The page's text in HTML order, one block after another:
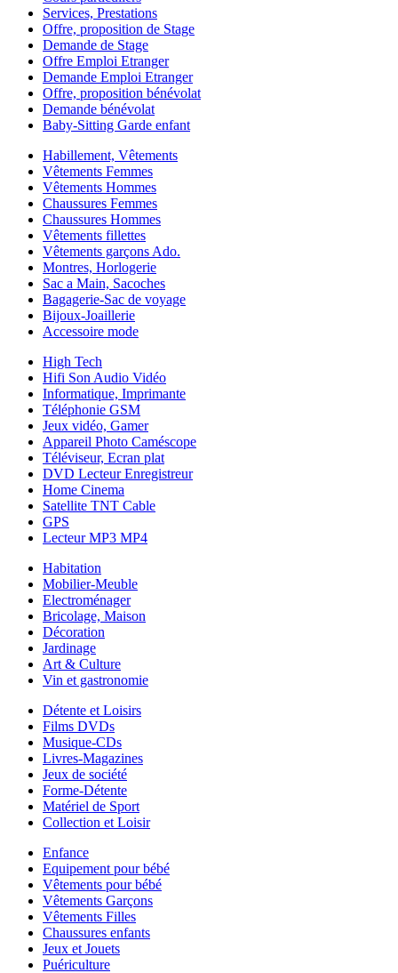
Services, Prestations
Offre, proposition de Stage
Demande de Stage
Offre Emploi Etranger
Demande Emploi Etranger
Offre, proposition bénévolat
Demande bénévolat
Baby-Sitting Garde enfant
Habillement, Vêtements
Vêtements Femmes
Vêtements Hommes
Chaussures Femmes
Chaussures Hommes
Vêtements fillettes
Vêtements garçons Ado.
Montres, Horlogerie
Sac a Main, Sacoches
Bagagerie-Sac de voyage
Bijoux-Joaillerie
Accessoire mode
High Tech
Hifi Son Audio Vidéo
Informatique, Imprimante
Téléphonie GSM
Jeux vidéo, Gamer
Appareil Photo Caméscope
Téléviseur, Ecran plat
DVD Lecteur Enregistreur
Home Cinema
Satellite TNT Cable
GPS
Lecteur MP3 MP4
Habitation
Mobilier-Meuble
Electroménager
Bricolage, Maison
Décoration
Jardinage
Art & Culture
Vin et gastronomie
Détente et Loisirs
Films DVDs
Musique-CDs
Livres-Magazines
Jeux de société
Forme-Détente
Matériel de Sport
Collection et Loisir
Enfance
Equipement pour bébé
Vêtements pour bébé
Vêtements Garçons
Vêtements Filles
Chaussures enfants
Jeux et Jouets
Puériculture